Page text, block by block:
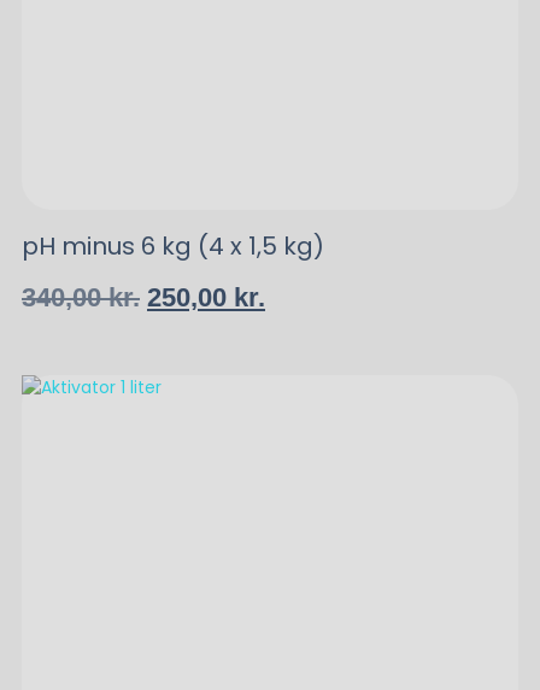
pH minus 6 kg (4 x 1,5 kg)
340,00kr. 250,00 kr.